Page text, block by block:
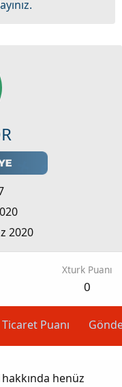
2020
Xturk Puanı
0
Ticaret Puanı
hakkında henüz